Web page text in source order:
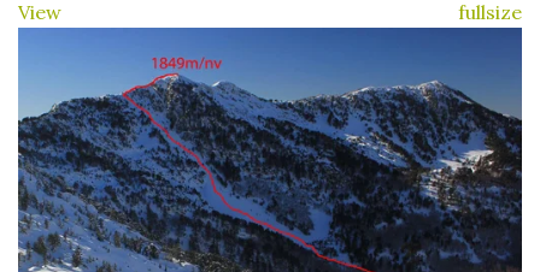
View fullsize